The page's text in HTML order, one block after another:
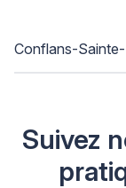
Conflans-
Suivez